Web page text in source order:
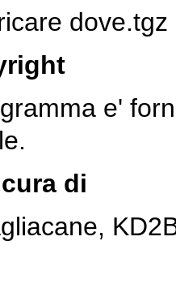
dove.tgz
e'
di